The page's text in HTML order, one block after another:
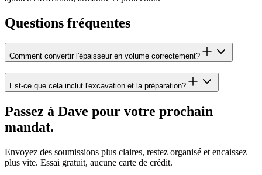
Questions fréquentes
Comment convertir l'épaisseur en volume correctement?
Est-ce que cela inclut l'excavation et la préparation?
Passez à Dave pour votre prochain
mandat.
Envoyez des soumissions plus claires, restez organisé et encaissez
plus vite. Essai gratuit, aucune carte de crédit.